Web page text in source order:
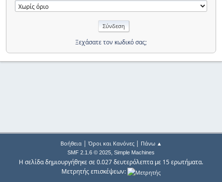
Ξεχάσατε τον κωδικό σας;
Βοήθεια| Όροι και Κανόνες| Πάνω ▲
SMF 2.1.6 © 2025, Simple Machines
Η σελίδα δημιουργήθηκε σε 0.027 δευτερόλεπτα με 15 ερωτήματα.
Μετρητής επισκέψεων: